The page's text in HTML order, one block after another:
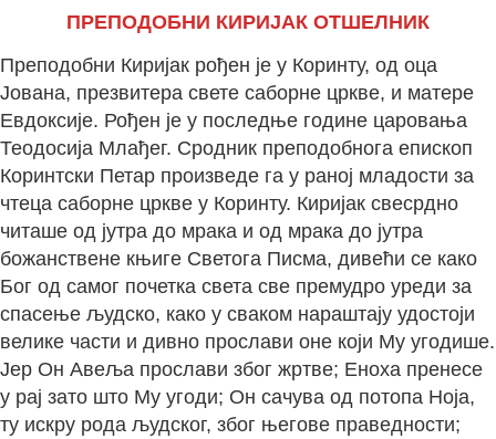
ПРЕПОДОБНИ КИРИЈАК ОТШЕЛНИК
Преподобни Киријак рођен је у Коринту, од оца
Јована, презвитера свете саборне цркве, и матере
Евдоксије. Рођен је у последње године царовања
Теодосија Млађег. Сродник преподобнога епископ
Коринтски Петар произведе га у раној младости за
чтеца саборне цркве у Коринту. Киријак свесрдно
читаше од јутра до мрака и од мрака до јутра
божанствене књиге Светога Писма, дивећи се како
Бог од самог почетка света све премудро уреди за
спасење људско, како у сваком нараштају удостоји
велике части и дивно прослави оне који Му угодише.
Јер Он Авеља прослави због жртве; Еноха пренесе
у рај зато што Му угоди; Он сачува од потопа Ноја,
ту искру рода људског, због његове праведности;